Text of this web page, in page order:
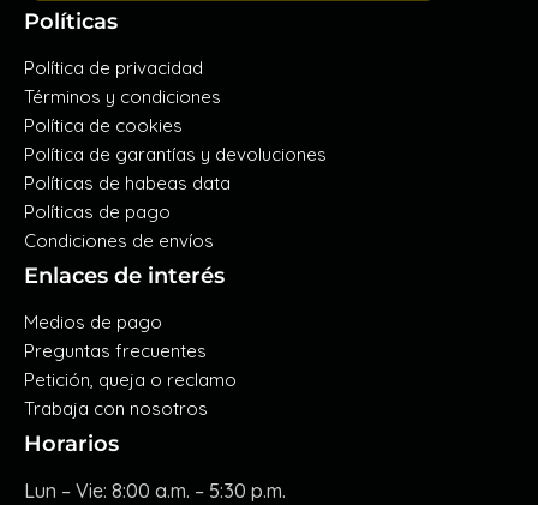
Políticas
Política de privacidad
Términos y condiciones
Política de cookies
Política de garantías y devoluciones
Políticas de habeas data
Políticas de pago
Condiciones de envíos
Enlaces de interés
Medios de pago
Preguntas frecuentes
Petición, queja o reclamo
Trabaja con nosotros
Horarios
Lun – Vie: 8:00 a.m. – 5:30 p.m.